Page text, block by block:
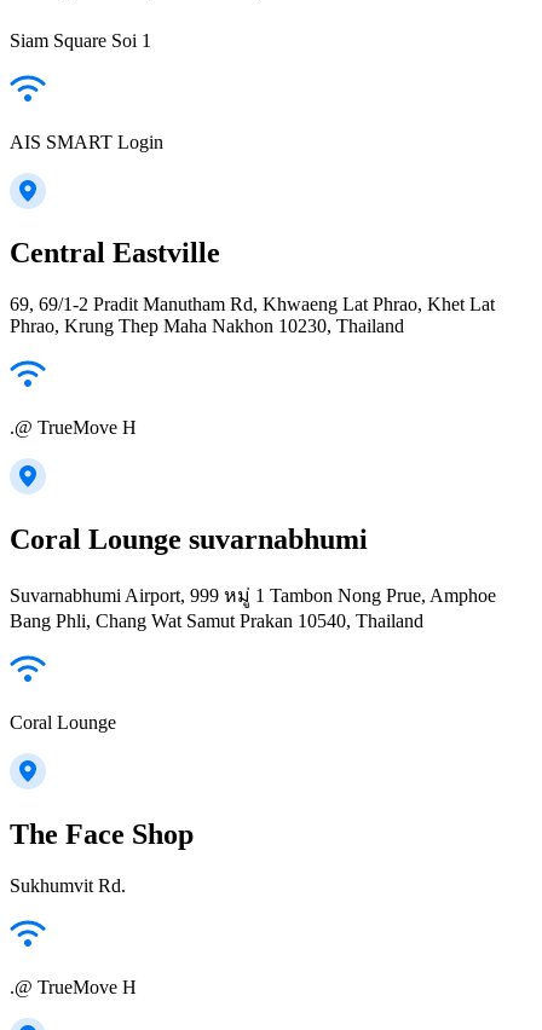
Siam Square Soi 1
AIS SMART Login
Central Eastville
69, 69/1-2 Pradit Manutham Rd, Khwaeng Lat Phrao, Khet Lat
Phrao, Krung Thep Maha Nakhon 10230, Thailand
.@ TrueMove H
Coral Lounge suvarnabhumi
Suvarnabhumi Airport, 999 หมู่ 1 Tambon Nong Prue, Amphoe
Bang Phli, Chang Wat Samut Prakan 10540, Thailand
Coral Lounge
The Face Shop
Sukhumvit Rd.
.@ TrueMove H